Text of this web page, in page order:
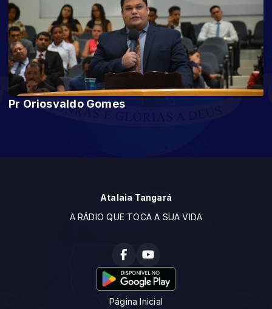
Pr Oriosvaldo Gomes
Atalaia Tangará
A RÁDIO QUE TOCA A SUA VIDA
Página Inicial